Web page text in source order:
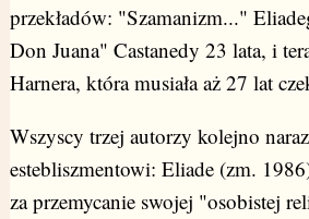
przekładów: "Szamanizm..."
Don Juana" Castanedy 23 lata, i
Harnera, która musiała aż 27 lat
Wszyscy trzej autorzy kolejno
estebliszmentowi: Eliade (zm.
za przemycanie swojej "osobistej